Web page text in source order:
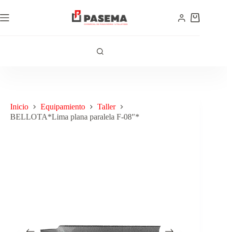
Inicio Equipamiento
Taller
BELLOTA*Lima plana paralela F-08″*